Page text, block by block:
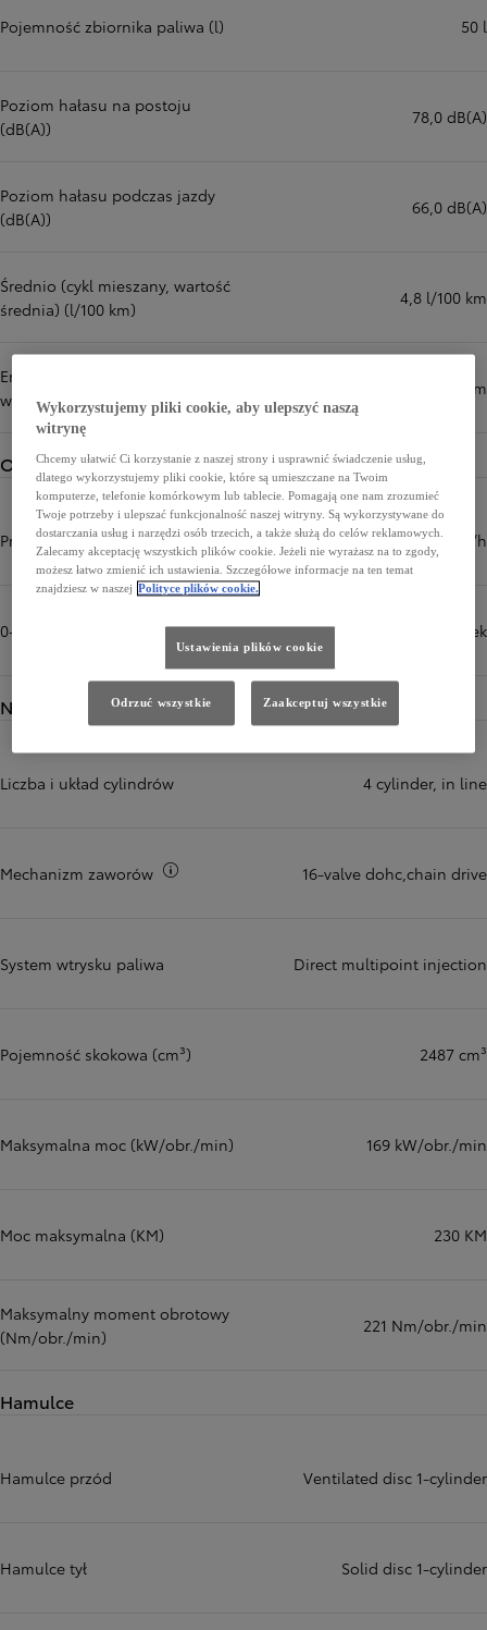
Pojemność zbiornika paliwa (l) 50 l
Poziom hałasu na postoju
(dB(A))
78,0 dB(A)
Poziom hałasu podczas jazdy
(dB(A))
66,0 dB(A)
Średnio (cykl mieszany, wartość
średnia) (l/100 km)
4,8 l/100 km
Emisja CO₂ (cykl mieszany,
wartość średnia) (g/km)
109 g/km
Osiągi
Prędkość maksymalna (km/h) 180 km/h
0-100 km/h (sek) 7,2 sek
Napęd
Liczba i układ cylindrów 4 cylinder, in line
Mechanizm zaworów 16-valve dohc,chain drive
System wtrysku paliwa Direct multipoint injection
Pojemność skokowa (cm³) 2487 cm³
Maksymalna moc (kW/obr./min) 169 kW/obr./min
Moc maksymalna (KM) 230 KM
Maksymalny moment obrotowy
(Nm/obr./min)
221 Nm/obr./min
Hamulce
Hamulce przód Ventilated disc 1-cylinder
Hamulce tył Solid disc 1-cylinder
Wykorzystujemy pliki cookie, aby ulepszyć naszą
witrynę
Chcemy ułatwić Ci korzystanie z naszej strony i usprawnić świadczenie usług,
dlatego wykorzystujemy pliki cookie, które są umieszczane na Twoim
komputerze, telefonie komórkowym lub tablecie. Pomagają one nam zrozumieć
Twoje potrzeby i ulepszać funkcjonalność naszej witryny. Są wykorzystywane do
dostarczania usług i narzędzi osób trzecich, a także służą do celów reklamowych.
Zalecamy akceptację wszystkich plików cookie. Jeżeli nie wyrażasz na to zgody,
możesz łatwo zmienić ich ustawienia. Szczegółowe informacje na ten temat
znajdziesz w naszej Polityce plików cookie.
Ustawienia plików cookie
Odrzuć wszystkie Zaakceptuj wszystkie